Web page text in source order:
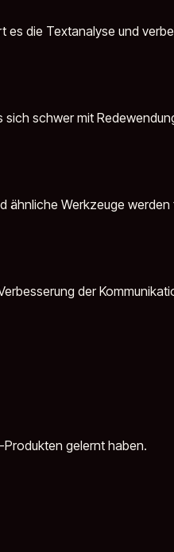
die Textanalyse und
schwer mit
ähnliche Werkzeuge
der
gelernt haben.